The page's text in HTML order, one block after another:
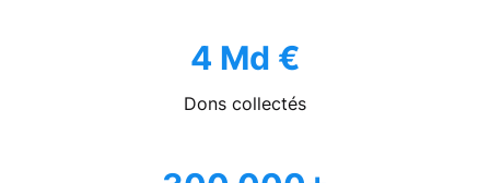
4 Md €
Dons collectés